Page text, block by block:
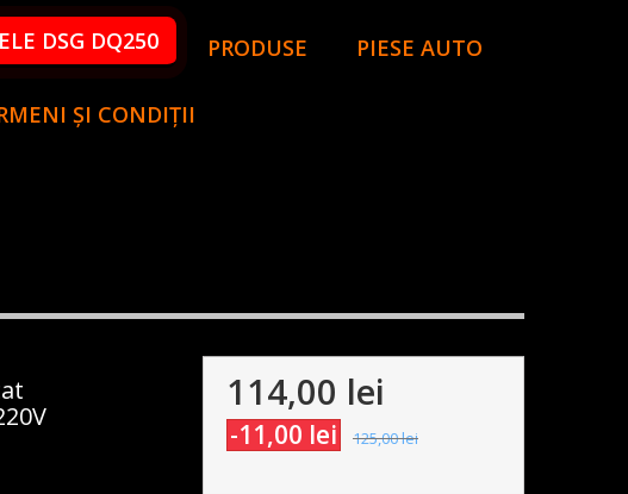
DSG DQ250 PRODUSE PIESE AUTO
ȘI CONDIȚII
114,00 lei
-11,00 lei 125,00 lei